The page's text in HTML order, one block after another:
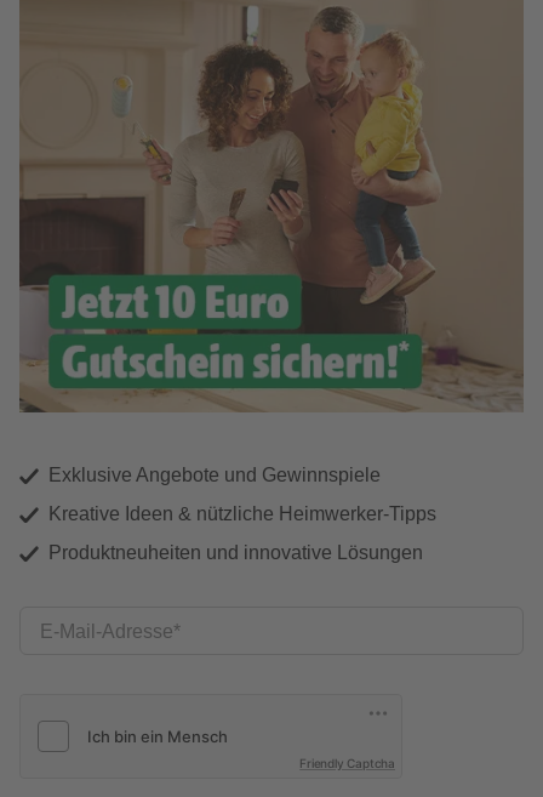
Exklusive Angebote und Gewinnspiele
Kreative Ideen & nützliche Heimwerker-Tipps
Produktneuheiten und innovative Lösungen
E-Mail-Adresse
Friendly Captcha